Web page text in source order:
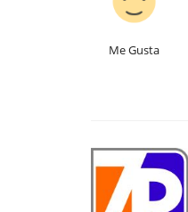
Me Gusta